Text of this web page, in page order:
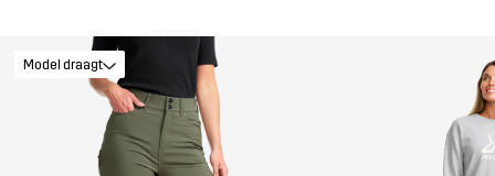
Model draagt